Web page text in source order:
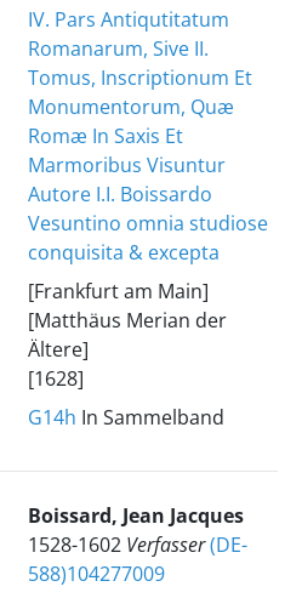
IV. Pars Antiqutitatum
Romanarum, Sive II.
Tomus, Inscriptionum Et
Monumentorum, Quæ
Romæ In Saxis Et
Marmoribus Visuntur
Autore I.I. Boissardo
Vesuntino omnia studiose
conquisita & excepta
[Frankfurt am Main]
[Matthäus Merian der
Ältere]
[1628]
G14h In Sammelband
Boissard, Jean Jacques
1528-1602 Verfasser(DE-
588)104277009